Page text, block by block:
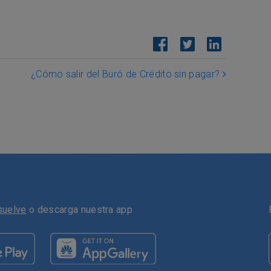
¿Cómo salir del Buró de Crédito sin pagar?
o descarga nuestra app